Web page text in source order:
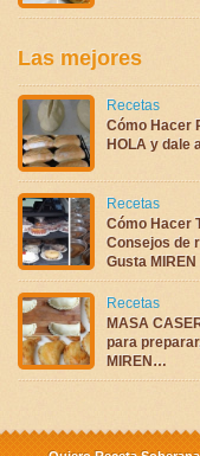
Las mejores
Recetas
Cómo Hacer
HOLA y dale
Recetas
Cómo Hacer
Consejos de
Gusta
Recetas
MASA
para
MIREN…